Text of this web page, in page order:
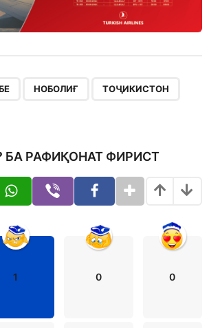
НОБОЛИҒ ТОҶИКИСТОН
РАФИҚОНАТ ФИРИСТ
1 0 0